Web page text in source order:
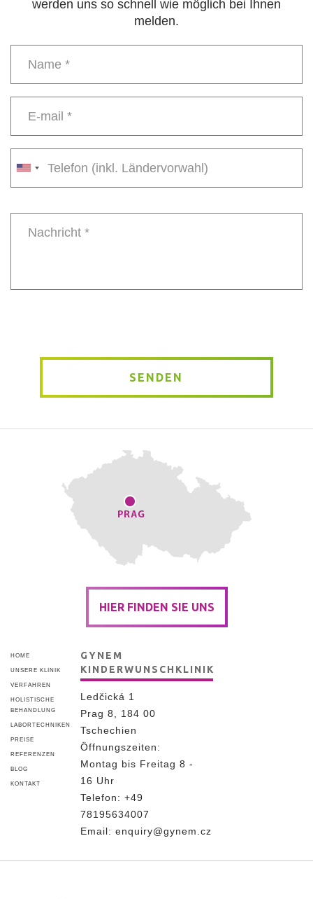
werden uns so schnell wie möglich bei Ihnen
melden.
number
SENDEN
HIER FINDEN SIE UNS
HOME
UNSERE KLINIK
VERFAHREN
HOLISTISCHE
BEHANDLUNG
LABORTECHNIKEN
PREISE
REFERENZEN
BLOG
KONTAKT
GYNEM
KINDERWUNSCHKLINIK
Ledčická 1
Prag 8, 184 00
Tschechien
Öffnungszeiten:
Montag bis Freitag 8 -
16 Uhr
Telefon: +49
78195634007
Email: enquiry@gynem.cz